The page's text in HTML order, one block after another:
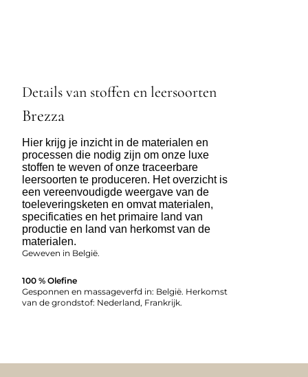
Details van stoffen en leersoorten
Brezza
Hier krijg je inzicht in de materialen en
processen die nodig zijn om onze luxe
stoffen te weven of onze traceerbare
leersoorten te produceren. Het overzicht is
een vereenvoudigde weergave van de
toeleveringsketen en omvat materialen,
specificaties en het primaire land van
productie en land van herkomst van de
materialen.
Geweven in België.
100 % Olefine
Gesponnen en massageverfd in: België. Herkomst
van de grondstof: Nederland, Frankrijk.